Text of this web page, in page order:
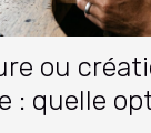
ou
: quelle